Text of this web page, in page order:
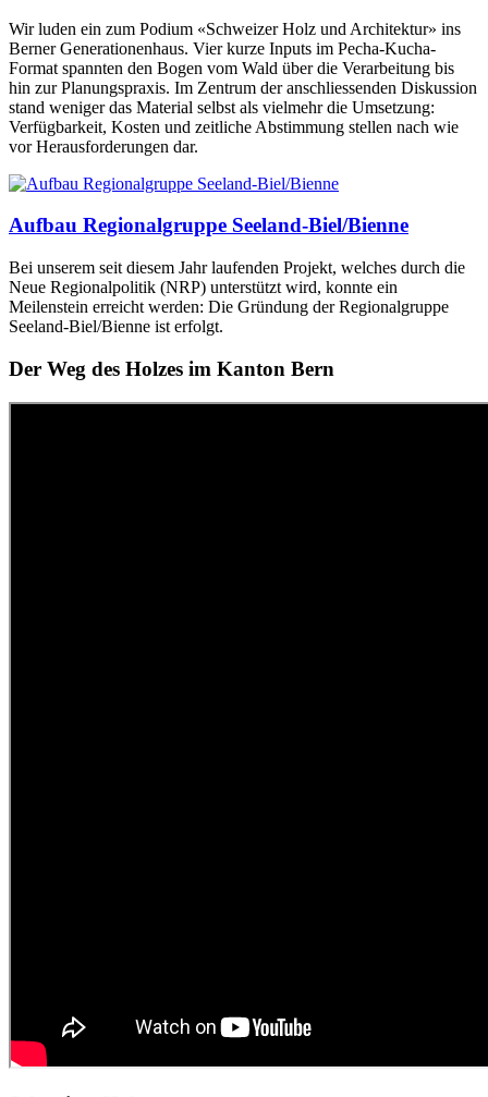
Wir luden ein zum Podium «Schweizer Holz und Architektur» ins
Berner Generationenhaus. Vier kurze Inputs im Pecha-Kucha-
Format spannten den Bogen vom Wald über die Verarbeitung bis
hin zur Planungspraxis. Im Zentrum der anschliessenden Diskussion
stand weniger das Material selbst als vielmehr die Umsetzung:
Verfügbarkeit, Kosten und zeitliche Abstimmung stellen nach wie
vor Herausforderungen dar.
Aufbau Regionalgruppe Seeland-Biel/Bienne
Bei unserem seit diesem Jahr laufenden Projekt, welches durch die
Neue Regionalpolitik (NRP) unterstützt wird, konnte ein
Meilenstein erreicht werden: Die Gründung der Regionalgruppe
Seeland-Biel/Bienne ist erfolgt.
Der Weg des Holzes im Kanton Bern